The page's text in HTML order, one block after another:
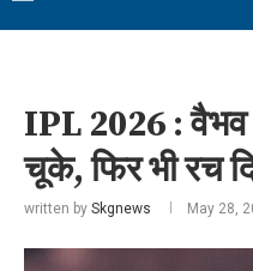
IPL 2026 :
चूके, फिर भी रच
written by Skgnews May 28,